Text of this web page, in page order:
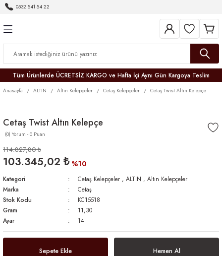
0532 541 54 22
Tüm Ürünlerde ÜCRETSİZ KARGO ve Hafta İçi Aynı Gün Kargoya Teslim
Anasayfa ALTIN Altın Kelepçeler Cetaş Kelepçeler Cetaş Twist Altın Kelepçe
Cetaş Twist Altın Kelepçe
(0) Yorum - 0 Puan
114.827,80 ₺
103.345,02 ₺ %10
Kategori Cetaş Kelepçeler , ALTIN , Altın Kelepçeler
Marka
Cetaş
Stok Kodu
KC15518
Gram
11,30
Ayar
14
Sepete Ekle Hemen Al